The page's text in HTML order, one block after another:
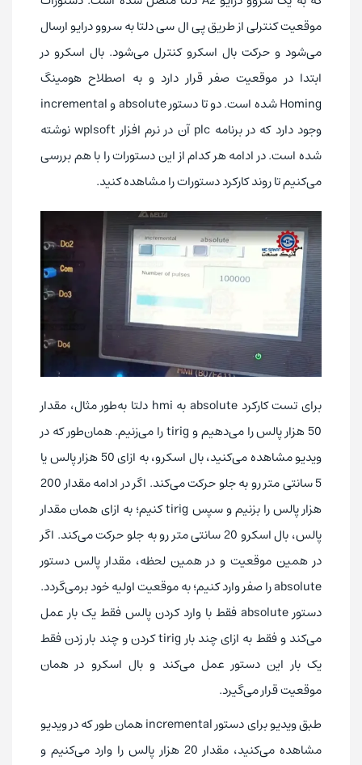
موقعیت کنترلی از طریق پی ال سی دلتا به سروو درایو ارسال
می‌شود و حرکت بال اسکرو کنترل می‌شود. بال اسکرو در
ابتدا در موقعیت صفر قرار دارد و به اصطلاح هومینگ
Homing شده است. دو تا دستور absolute و incremental
وجود دارد که در برنامه plc آن در نرم افزار wplsoft نوشته
شده است. در ادامه هر کدام از این دستورات را با هم بررسی
می‌کنیم تا روند کارکرد دستورات را مشاهده کنید.
برای تست کارکرد absolute به hmi دلتا به‌طور مثال، مقدار
50 هزار پالس را می‌دهیم و tirig را می‌زنیم. همان‌طور که در
ویدیو مشاهده می‌کنید، بال اسکرو، به ازای 50 هزار پالس یا
5 سانتی متر رو به جلو حرکت می‌کند. اگر در ادامه مقدار 200
هزار پالس را بزنیم و سپس tirig کنیم؛ به ازای همان مقدار
پالس، بال اسکرو 20 سانتی متر رو به جلو حرکت می‌کند. اگر
در همین موقعیت و در همین لحظه، مقدار پالس دستور
absolute را صفر وارد کنیم؛ به موقعیت اولیه خود برمی‌گردد.
دستور absolute فقط با وارد کردن پالس فقط یک بار عمل
می‌کند و فقط به ازای چند بار tirig کردن و چند بار زدن فقط
یک بار این دستور عمل می‌کند و بال اسکرو در همان
موقعیت قرار می‌گیرد.
طبق ویدیو برای دستور incremental همان طور که در ویدیو
مشاهده می‌کنید، مقدار 20 هزار پالس را وارد می‌کنیم و